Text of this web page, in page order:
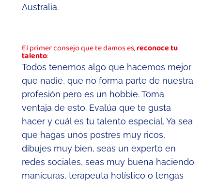
Australia.
El primer consejo que te damos es,reconoce tu
talento:
Todos tenemos algo que hacemos mejor
que nadie, que no forma parte de nuestra
profesión pero es un hobbie. Toma
ventaja de esto. Evalúa que te gusta
hacer y cuál es tu talento especial. Ya sea
que hagas unos postres muy ricos,
dibujes muy bien, seas un experto en
redes sociales, seas muy buena haciendo
manicuras, terapeuta holístico o tengas